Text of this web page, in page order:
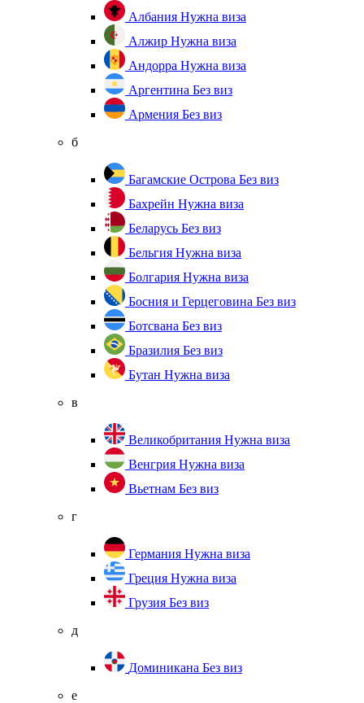
Албания Нужна виза
Алжир Нужна виза
Андорра Нужна виза
Аргентина Без виз
Армения Без виз
б
Багамские Острова Без виз
Бахрейн Нужна виза
Беларусь Без виз
Бельгия Нужна виза
Болгария Нужна виза
Босния и Герцеговина Без виз
Ботсвана Без виз
Бразилия Без виз
Бутан Нужна виза
в
Великобритания Нужна виза
Венгрия Нужна виза
Вьетнам Без виз
г
Германия Нужна виза
Греция Нужна виза
Грузия Без виз
д
Доминикана Без виз
е